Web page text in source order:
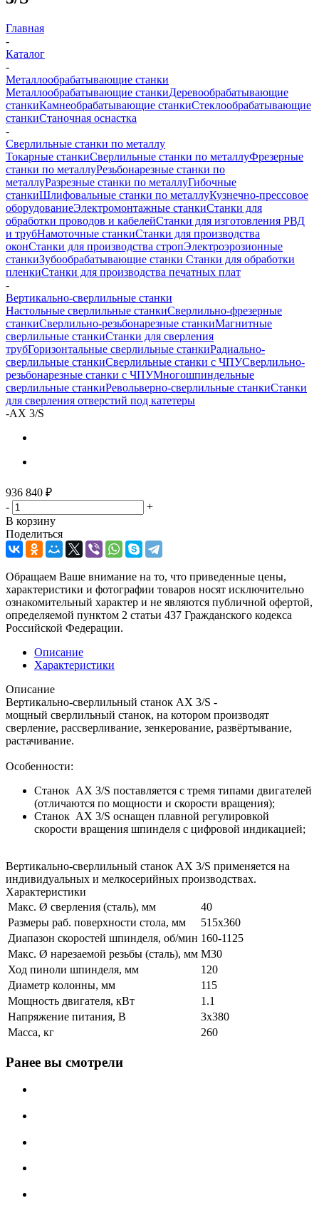
Главная
-
Каталог
-
Металлообрабатывающие станки
Металлообрабатывающие станкиДеревообрабатывающие
станкиКамнеобрабатывающие станкиСтеклообрабатывающие
станкиСтаночная оснастка
-
Сверлильные станки по металлу
Токарные станкиСверлильные станки по металлуФрезерные
станки по металлуРезьбонарезные станки по
металлуРазрезные станки по металлуГибочные
станкиШлифовальные станки по металлуКузнечно-прессовое
оборудованиеЭлектромонтажные станкиСтанки для
обработки проводов и кабелейСтанки для изготовления РВД
и трубНамоточные станкиСтанки для производства
оконСтанки для производства стропЭлектроэрозионные
станкиЗубообрабатывающие станки Станки для обработки
пленкиСтанки для производства печатных плат
-
Вертикально-сверлильные станки
Настольные сверлильные станкиСверлильно-фрезерные
станкиСверлильно-резьбонарезные станкиМагнитные
сверлильные станкиСтанки для сверления
трубГоризонтальные сверлильные станкиРадиально-
сверлильные станкиСверлильные станки с ЧПУСверлильно-
резьбонарезные станки с ЧПУМногошпиндельные
сверлильные станкиРевольверно-сверлильные станкиСтанки
для сверления отверстий под катетеры
-AX 3/S
936 840 ₽
-
+
В корзину
Поделиться
Обращаем Ваше внимание на то, что приведенные цены,
характеристики и фотографии товаров носят исключительно
ознакомительный характер и не являются публичной офертой,
определяемой пунктом 2 статьи 437 Гражданского кодекса
Российской Федерации.
Описание
Характеристики
Описание
Вертикально-сверлильный станок AX 3/S -
мощный сверлильный станок, на котором производят
сверление, рассверливание, зенкерование, развёртывание,
растачивание.
Особенности:
Станок AX 3/S поставляется с тремя типами двигателей
(отличаются по мощности и скорости вращения);
Станок AX 3/S оснащен плавной регулировкой
скорости вращения шпинделя с цифровой индикацией;
Вертикально-сверлильный станок AX 3/S применяется на
индивидуальных и мелкосерийных производствах.
Характеристики
Макс. Ø сверления (сталь), мм
40
Размеры раб. поверхности стола, мм
515x360
Диапазон скоростей шпинделя, об/мин 160-1125
Макс. Ø нарезаемой резьбы (сталь), мм М30
Ход пиноли шпинделя, мм
120
Диаметр колонны, мм
115
Мощность двигателя, кВт
1.1
Напряжение питания, В
3x380
Масса, кг
260
Ранее вы смотрели